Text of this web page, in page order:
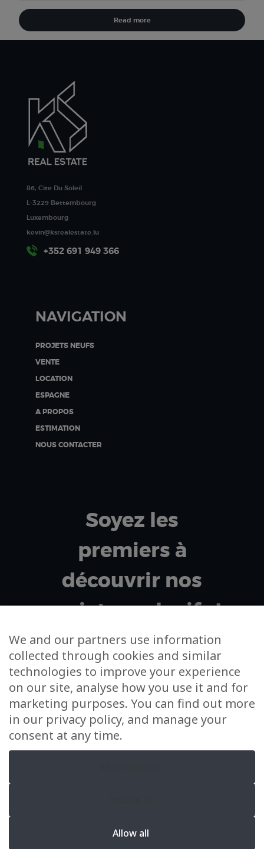
Read more
86, Cite Du Soleil
L-3229 Bettembourg
Luxembourg
kevin@ksrealestate.lu
+352 691 949 366
NAVIGATION
PROJETS NEUFS
VENTE
LOCATION
ESPAGNE
A PROPOS
ESTIMATION
NOUS CONTACTER
Soyez les
premiers à
découvrir nos
projets exclusifs !
Votre adresse email
J’accepte de m’inscrire à la newsletter et à
l’utilisation de mes données dans cet unique cadre
Inside Communication
We and our partners use information
collected through cookies and similar
technologies to improve your experience
on our site, analyse how you use it and for
marketing purposes. You can find out more
in our privacy policy, and manage your
consent at any time.
Allow all